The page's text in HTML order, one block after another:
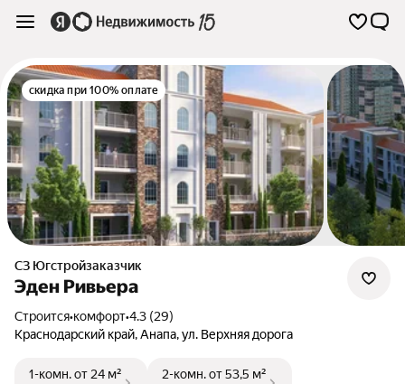
скидка при 100% оплате
СЗ Югстройзаказчик
Эден Ривьера
Строится•комфорт•4.3 (29)
Краснодарский край,Анапа,ул. Верхняя дорога
1-комн.от 24 м²
2-комн.от 53,5 м²